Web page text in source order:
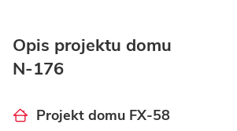
Opis projektu domu
N-176
Projekt domu FX-58